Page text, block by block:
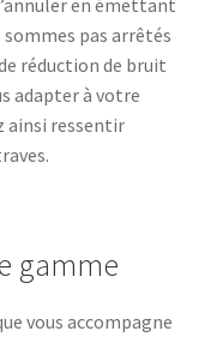
sommes pas arrêtés
réduction de bruit
adapter à votre
ainsi ressentir
gamme
vous accompagne